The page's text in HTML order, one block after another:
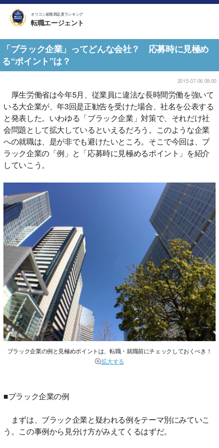
オリコン顧客満足度ランキング
転職エージェント
「ブラック企業」ってどんな会社？ 応募時に見極め
る“ポイント”は？
2015-07-06 09:00
厚生労働省は今年5月、従業員に違法な長時間労働を強いて
いる大企業が、年3回是正勧告を受けた場合、社名を公表する
と発表した。いわゆる「ブラック企業」対策で、それだけ社
会問題として拡大しているといえるだろう。このような企業
への就職は、是が非でも避けたいところ。そこで今回は、ブ
ラック企業の「例」と「応募時に見極めるポイント」を紹介
していこう。
ブラック企業の例と見極めポイントは、転職・就職前にチェックしておくべき！
拡大する
■ブラック企業の例
まずは、ブラック企業と疑われる例をテーマ別にみていこ
う。この事例から見分け方がみえてくるはずだ。